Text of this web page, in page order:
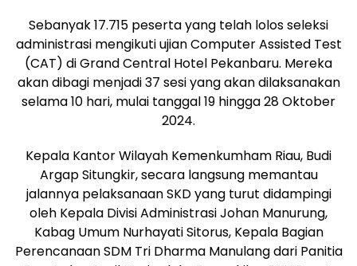
Sebanyak 17.715 peserta yang telah lolos seleksi
administrasi mengikuti ujian Computer Assisted Test
(CAT) di Grand Central Hotel Pekanbaru. Mereka
akan dibagi menjadi 37 sesi yang akan dilaksanakan
selama 10 hari, mulai tanggal 19 hingga 28 Oktober
2024.
Kepala Kantor Wilayah Kemenkumham Riau, Budi
Argap Situngkir, secara langsung memantau
jalannya pelaksanaan SKD yang turut didampingi
oleh Kepala Divisi Administrasi Johan Manurung,
Kabag Umum Nurhayati Sitorus, Kepala Bagian
Perencanaan SDM Tri Dharma Manulang dari Panitia